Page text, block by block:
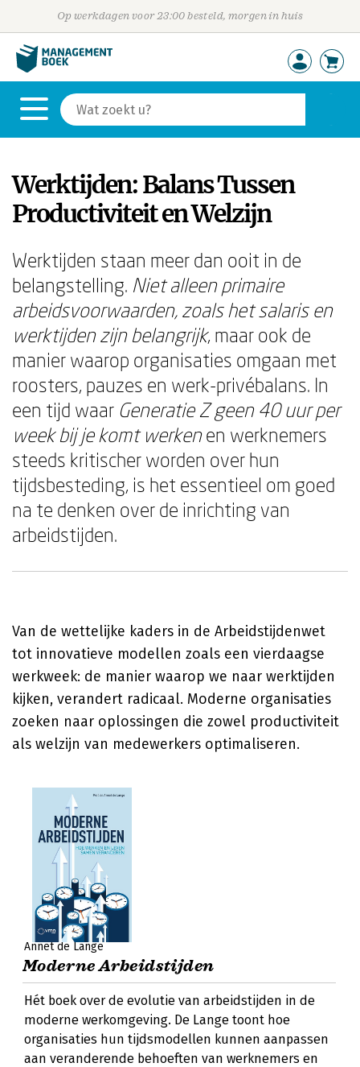
Op werkdagen voor 23:00 besteld, morgen in huis
Werktijden: Balans Tussen
Productiviteit en Welzijn
Werktijden staan meer dan ooit in de
belangstelling. Niet alleen primaire
arbeidsvoorwaarden, zoals het salaris en
werktijden zijn belangrijk, maar ook de
manier waarop organisaties omgaan met
roosters, pauzes en werk-privébalans. In
een tijd waar Generatie Z geen 40 uur per
week bij je komt werkenen werknemers
steeds kritischer worden over hun
tijdsbesteding, is het essentieel om goed
na te denken over de inrichting van
arbeidstijden.
Van de wettelijke kaders in de Arbeidstijdenwet
tot innovatieve modellen zoals een vierdaagse
werkweek: de manier waarop we naar werktijden
kijken, verandert radicaal. Moderne organisaties
zoeken naar oplossingen die zowel productiviteit
als welzijn van medewerkers optimaliseren.
Annet de Lange
Moderne Arbeidstijden
Hét boek over de evolutie van arbeidstijden in de
moderne werkomgeving. De Lange toont hoe
organisaties hun tijdsmodellen kunnen aanpassen
aan veranderende behoeften van werknemers en